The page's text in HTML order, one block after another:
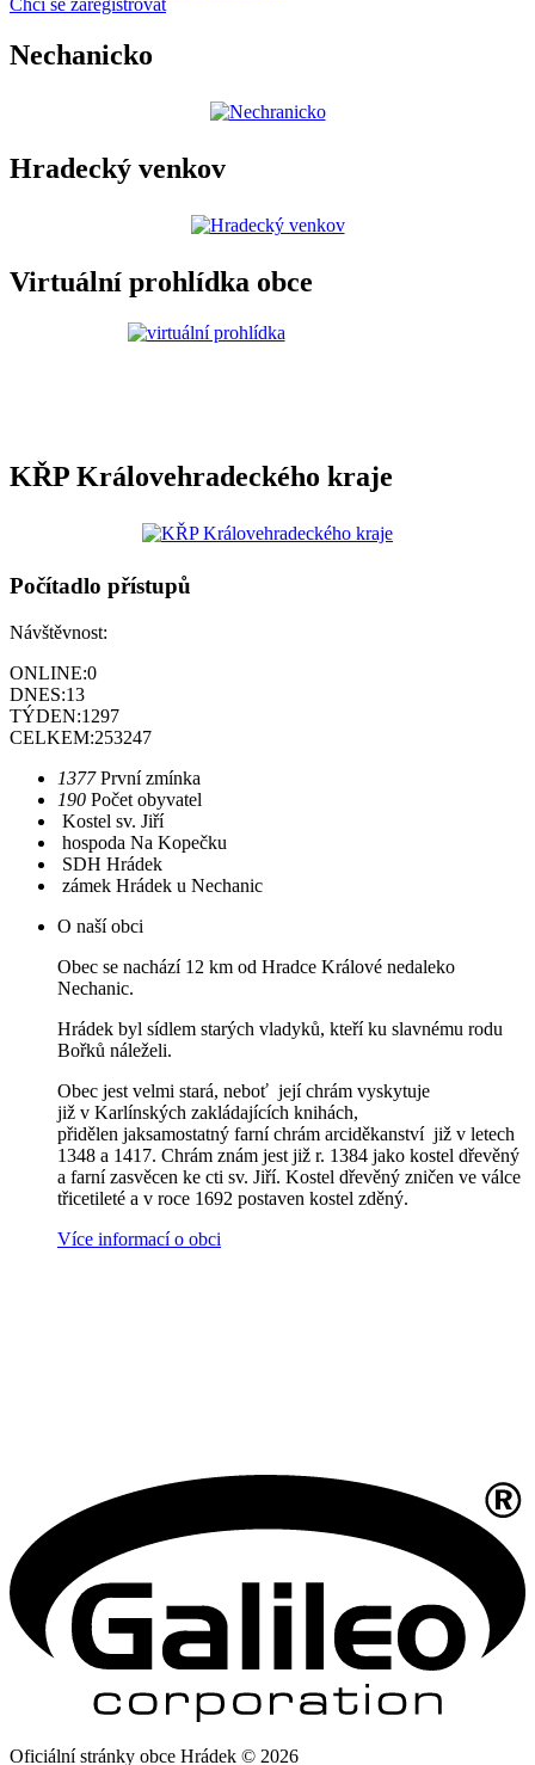
Chci se zaregistrovat
Nechanicko
Hradecký venkov
Virtuální prohlídka obce
KŘP Královehradeckého kraje
Počítadlo přístupů
Návštěvnost:
ONLINE:0
DNES:13
TÝDEN:1297
CELKEM:253247
1377 První zmínka
190 Počet obyvatel
Kostel sv. Jiří
hospoda Na Kopečku
SDH Hrádek
zámek Hrádek u Nechanic
O naší obci
Obec se nachází 12 km od Hradce Králové nedaleko
Nechanic.
Hrádek byl sídlem starých vladyků, kteří ku slavnému rodu
Bořků náleželi.
Obec jest velmi stará, neboť její chrám vyskytuje
již v Karlínských zakládajících knihách,
přidělen jaksamostatný farní chrám arciděkanství již v letech
1348 a 1417. Chrám znám jest již r. 1384 jako kostel dřevěný
a farní zasvěcen ke cti sv. Jiří. Kostel dřevěný zničen ve válce
třicetileté a v roce 1692 postaven kostel zděný.
Více informací o obci
Oficiální stránky obce Hrádek © 2026